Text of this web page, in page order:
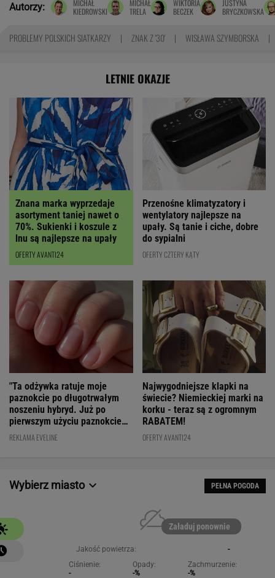
Autorzy:
MICHAŁ
KIEDROWSKI
MICHAŁ
TRELA
WIKTORIA
BECZEK
JUSTYNA
BRYCZKOWSKA
PROBLEMY POLSKICH SIATKARZY ZNAK Z '30' WISŁAWA SZYMBORSKA
LETNIE OKAZJE
Znana marka wyprzedaje
asortyment taniej nawet o
70%. Sukienki i koszule z
lnu są najlepsze na upały
OFERTY AVANTI24
Przenośne klimatyzatory i
wentylatory najlepsze na
upały. Są tanie i ciche, dobre
do sypialni
OFERTY CZTERY KĄTY
"Ta odżywka ratuje moje
paznokcie po długotrwałym
noszeniu hybryd. Już po
pierwszym użyciu paznokcie
są utwardzone"
REKLAMA EVELINE
Najwygodniejsze klapki na
świecie? Niemieckiej marki na
korku - teraz są z ogromnym
RABATEM!
OFERTY AVANTI24
Wybierz miasto PEŁNA POGODA
Załaduj ponownie
Jakość powietrza:
-
Ciśnienie:
-
Opady:
-%
Zachmurzenie:
-%